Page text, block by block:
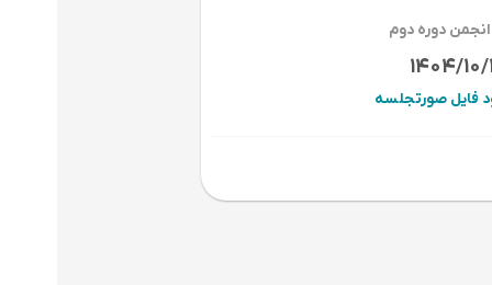
دوره دوم
1404/
فایل صورتجلسه